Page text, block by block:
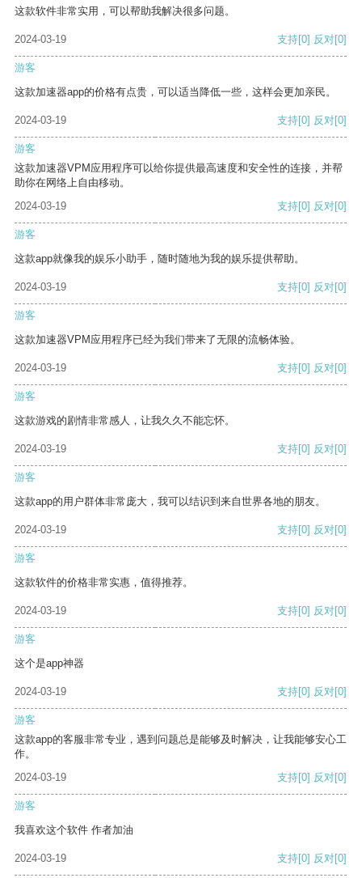
这款软件非常实用，可以帮助我解决很多问题。
2024-03-19 支持[0] 反对[0]
游客
这款加速器app的价格有点贵，可以适当降低一些，这样会更加亲民。
2024-03-19 支持[0] 反对[0]
游客
这款加速器VPM应用程序可以给你提供最高速度和安全性的连接，并帮
助你在网络上自由移动。
2024-03-19
支持[0] 反对[0]
游客
这款app就像我的娱乐小助手，随时随地为我的娱乐提供帮助。
2024-03-19 支持[0] 反对[0]
游客
这款加速器VPM应用程序已经为我们带来了无限的流畅体验。
2024-03-19 支持[0] 反对[0]
游客
这款游戏的剧情非常感人，让我久久不能忘怀。
2024-03-19 支持[0] 反对[0]
游客
这款app的用户群体非常庞大，我可以结识到来自世界各地的朋友。
2024-03-19 支持[0] 反对[0]
游客
这款软件的价格非常实惠，值得推荐。
2024-03-19 支持[0] 反对[0]
游客
这个是app神器
2024-03-19 支持[0] 反对[0]
游客
这款app的客服非常专业，遇到问题总是能够及时解决，让我能够安心工
作。
2024-03-19
支持[0] 反对[0]
游客
我喜欢这个软件 作者加油
2024-03-19 支持[0] 反对[0]